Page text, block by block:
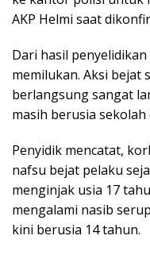
AKP Helmi saat
​Dari hasil
memilukan. Aksi bejat
berlangsung sangat
masih berusia sekolah
​Penyidik mencatat,
nafsu bejat pelaku
menginjak usia 17
mengalami nasib
kini berusia 14 tahun.